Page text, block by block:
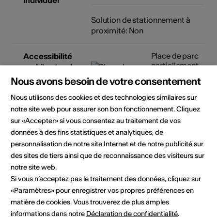
Solution de stationnement à
proximité: Non
Accessibilité
architecturale
Place de parc
partiellement
fauteuil roulant
Non
accessible en
fauteuil
roulant
Toilettes non
accessibles en
fauteuil
Détails sur l'accessibilité
architecturale
Nous avons besoin de votre consentement
Nous utilisons des cookies et des technologies similaires sur
notre site web pour assurer son bon fonctionnement. Cliquez
sur «Accepter» si vous consentez au traitement de vos
données à des fins statistiques et analytiques, de
personnalisation de notre site Internet et de notre publicité sur
des sites de tiers ainsi que de reconnaissance des visiteurs sur
notre site web.
Si vous n’acceptez pas le traitement des données, cliquez sur
«Paramètres» pour enregistrer vos propres préférences en
matière de cookies. Vous trouverez de plus amples
informations dans notre Déclaration de confidentialité.